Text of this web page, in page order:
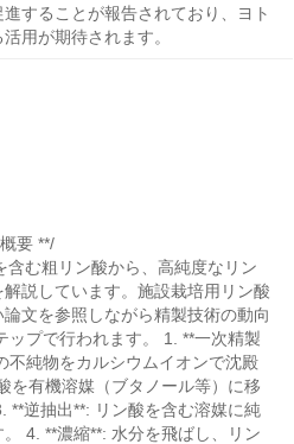
することが報告されており、ヨト
用が期待されます。
要 **/
含む粗リン酸から、高純度なリン
説しています。施設栽培用リン酸
文を参照しながら精製技術の動向
ップで行われます。 1. **一次精製
不純物をカルシウムイオンで沈殿
を有機溶媒（ブタノール等）に移
**逆抽出**: リン酸を含む溶媒に純
4. **濃縮**: 水分を飛ばし、リン